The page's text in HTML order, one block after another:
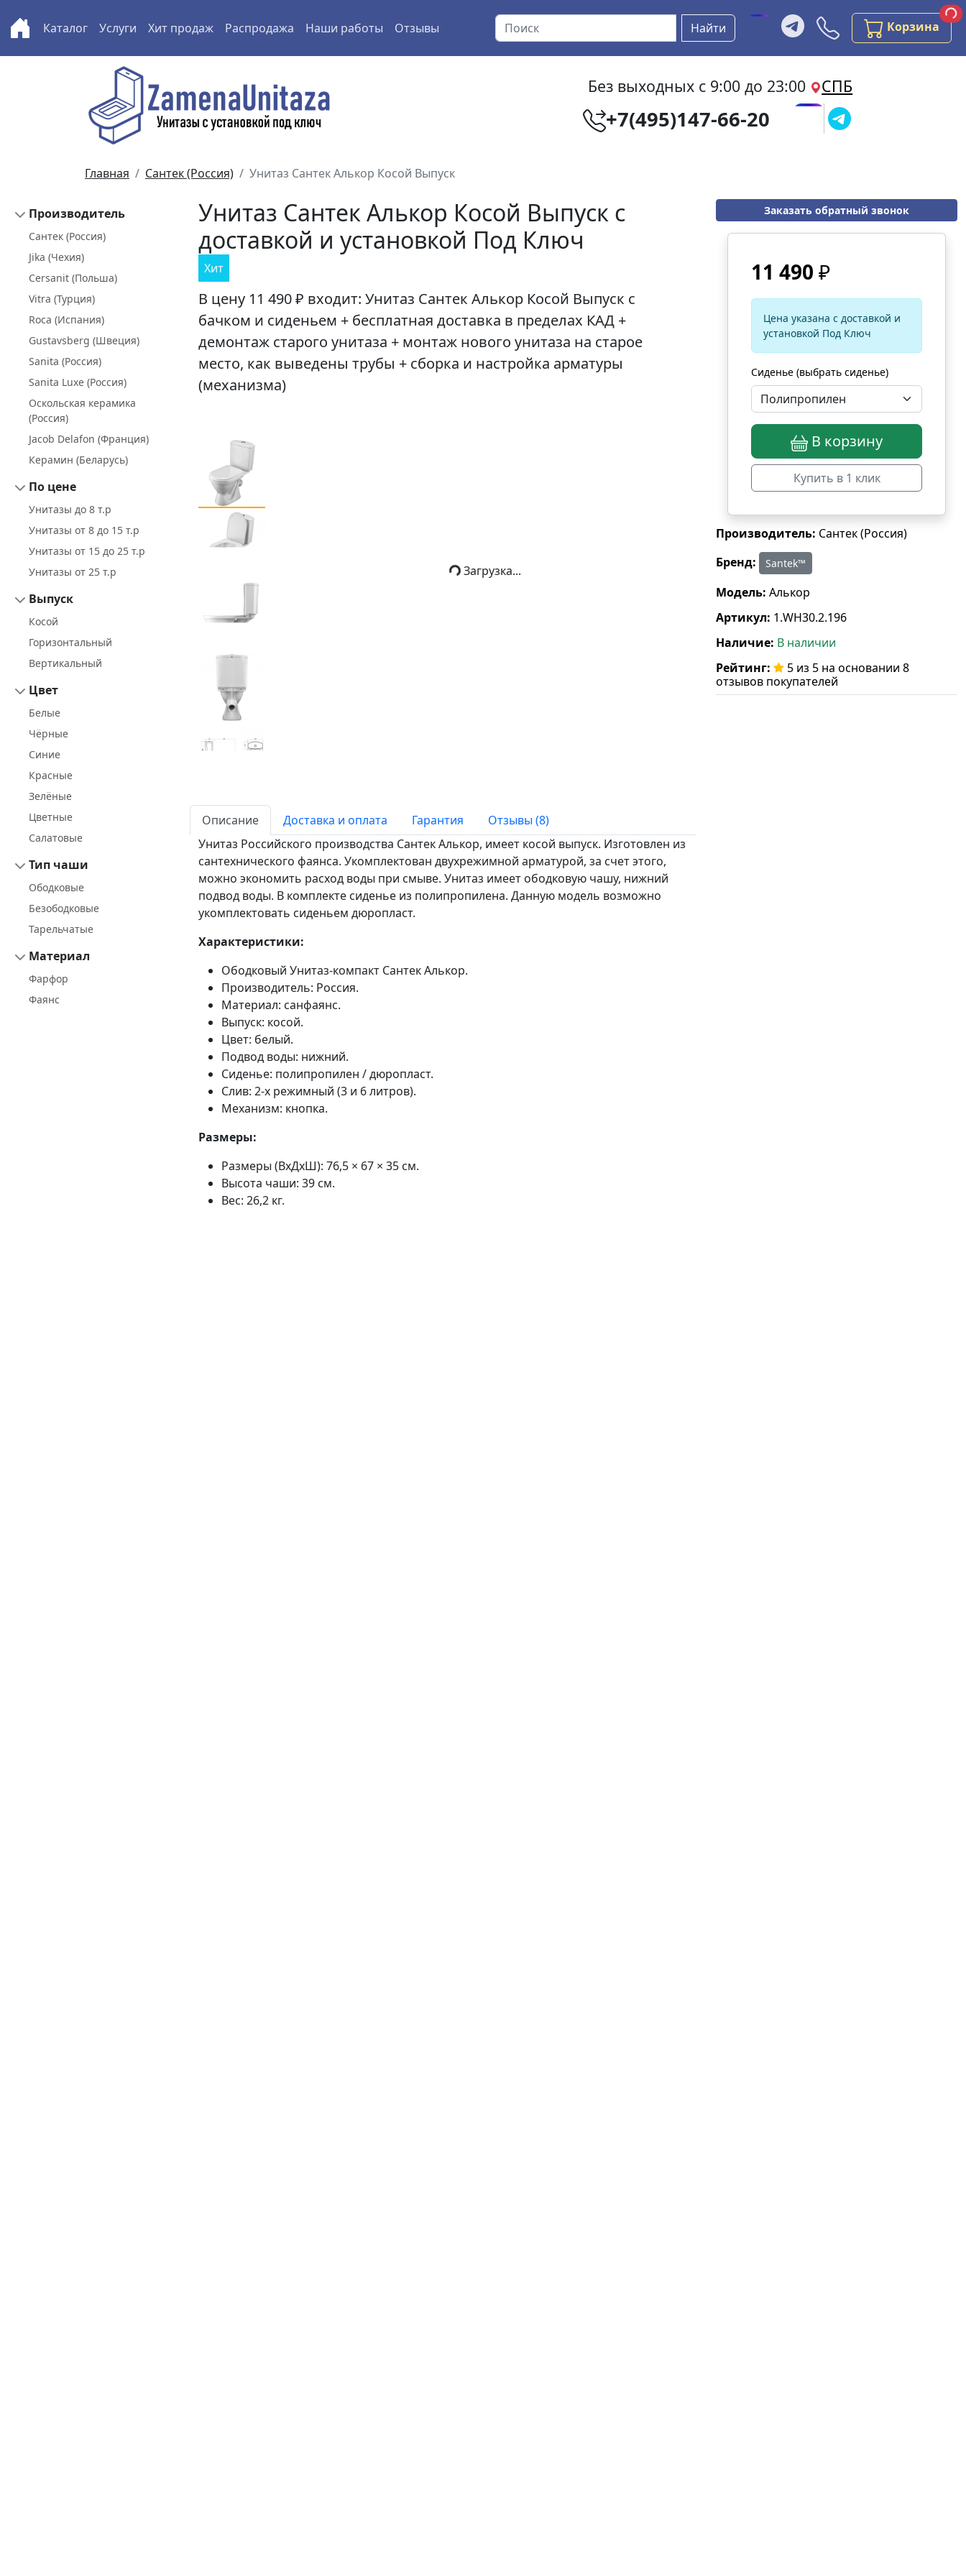
Перейти к основному содержанию
Каталог Услуги Хит продаж Распродажа Наши работы Отзывы Найти БесплатнаяКорзина
Без выходных с 9:00 до 23:00 СПБ
+7(495)147-66-20
Главная Сантек (Россия) Унитаз Сантек Алькор Косой Выпуск
Производитель
Сантек (Россия)
Jika (Чехия)
Cersanit (Польша)
Vitra (Турция)
Roca (Испания)
Gustavsberg (Швеция)
Sanita (Россия)
Sanita Luxe (Россия)
Оскольская керамика
(Россия)
Jacob Delafon (Франция)
Керамин (Беларусь)
По цене
Унитазы до 8 т.р
Унитазы от 8 до 15 т.р
Унитазы от 15 до 25 т.р
Унитазы от 25 т.р
Выпуск
Косой
Горизонтальный
Вертикальный
Цвет
Белые
Чёрные
Синие
Красные
Зелёные
Цветные
Салатовые
Тип чаши
Ободковые
Безободковые
Тарельчатые
Материал
Фарфор
Фаянс
Унитаз Сантек Алькор Косой Выпуск с
доставкой и установкой Под Ключ
Хит
В цену 11 490 ₽ входит: Унитаз Сантек Алькор Косой Выпуск с
бачком и сиденьем + бесплатная доставка в пределах КАД +
демонтаж старого унитаза + монтаж нового унитаза на старое
место, как выведены трубы + сборка и настройка арматуры
(механизма)
Заказать обратный звонок
11 490 ₽
Цена указана с доставкой и
установкой Под Ключ
Сиденье (выбрать сиденье)
В корзину
Купить в 1 клик
Производитель: Сантек (Россия)
Бренд:
Santek™
Модель: Алькор
Артикул: 1.WH30.2.196
Наличие: В наличии
Рейтинг:
5 из 5 на основании 8
отзывов покупателей
Загрузка...
Описание Доставка и оплата Гарантия
Отзывы (8)
Унитаз Российского производства Сантек Алькор, имеет косой выпуск. Изготовлен из
сантехнического фаянса. Укомплектован двухрежимной арматурой, за счет этого,
можно экономить расход воды при смыве. Унитаз имеет ободковую чашу, нижний
подвод воды. В комплекте сиденье из полипропилена. Данную модель возможно
укомплектовать сиденьем дюропласт.
Характеристики:
Ободковый Унитаз-компакт Сантек Алькор.
Производитель: Россия.
Материал: санфаянс.
Выпуск: косой.
Цвет: белый.
Подвод воды: нижний.
Сиденье: полипропилен / дюропласт.
Слив: 2-х режимный (3 и 6 литров).
Механизм: кнопка.
Размеры:
Размеры (ВхДхШ): 76,5 × 67 × 35 см.
Высота чаши: 39 см.
Вес: 26,2 кг.